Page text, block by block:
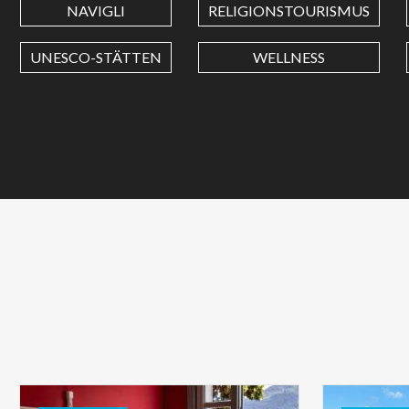
NAVIGLI RELIGIONSTOURISMUS
UNESCO-STÄTTEN WELLNESS